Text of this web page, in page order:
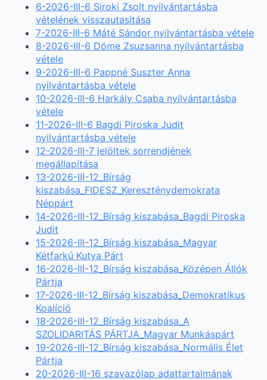
6-2026-III-6 Siroki Zsolt nyilvántartásba
vételének visszautasítása
7-2026-III-6 Máté Sándor nyilvántartásba vétele
8-2026-III-6 Döme Zsuzsanna nyilvántartásba
vétele
9-2026-III-6 Pappné Suszter Anna
nyilvántartásba vétele
10-2026-III-6 Harkály Csaba nyilvántartásba
vétele
11-2026-III-6 Bagdi Piroska Judit
nyilvántartásba vétele
12-2026-III-7 jelöltek sorrendjének
megállapítása
13-2026-III-12_Bírság
kiszabása_FIDESZ_Kereszténydemokrata
Néppárt
14-2026-III-12_Bírság kiszabása_Bagdi Piroska
Judit
15-2026-III-12_Bírság kiszabása_Magyar
Kétfarkú Kutya Párt
16-2026-III-12_Bírság kiszabása_Középen Állók
Pártja
17-2026-III-12_Bírság kiszabása_Demokratikus
Koalíció
18-2026-III-12_Bírság kiszabása_A
SZOLIDARITÁS PÁRTJA_Magyar Munkáspárt
19-2026-III-12_Bírság kiszabása_Normális Élet
Pártja
20-2026-III-16 szavazólap adattartalmának